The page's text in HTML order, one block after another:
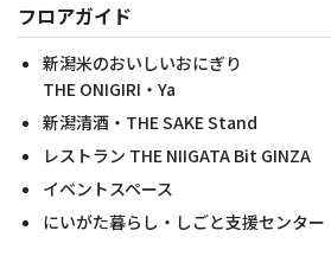
フロアガイド
新潟米のおいしいおにぎり
THE ONIGIRI・Ya
新潟清酒・THE SAKE Stand
レストラン THE NIIGATA Bit GINZA
イベントスペース
にいがた暮らし・しごと支援センター